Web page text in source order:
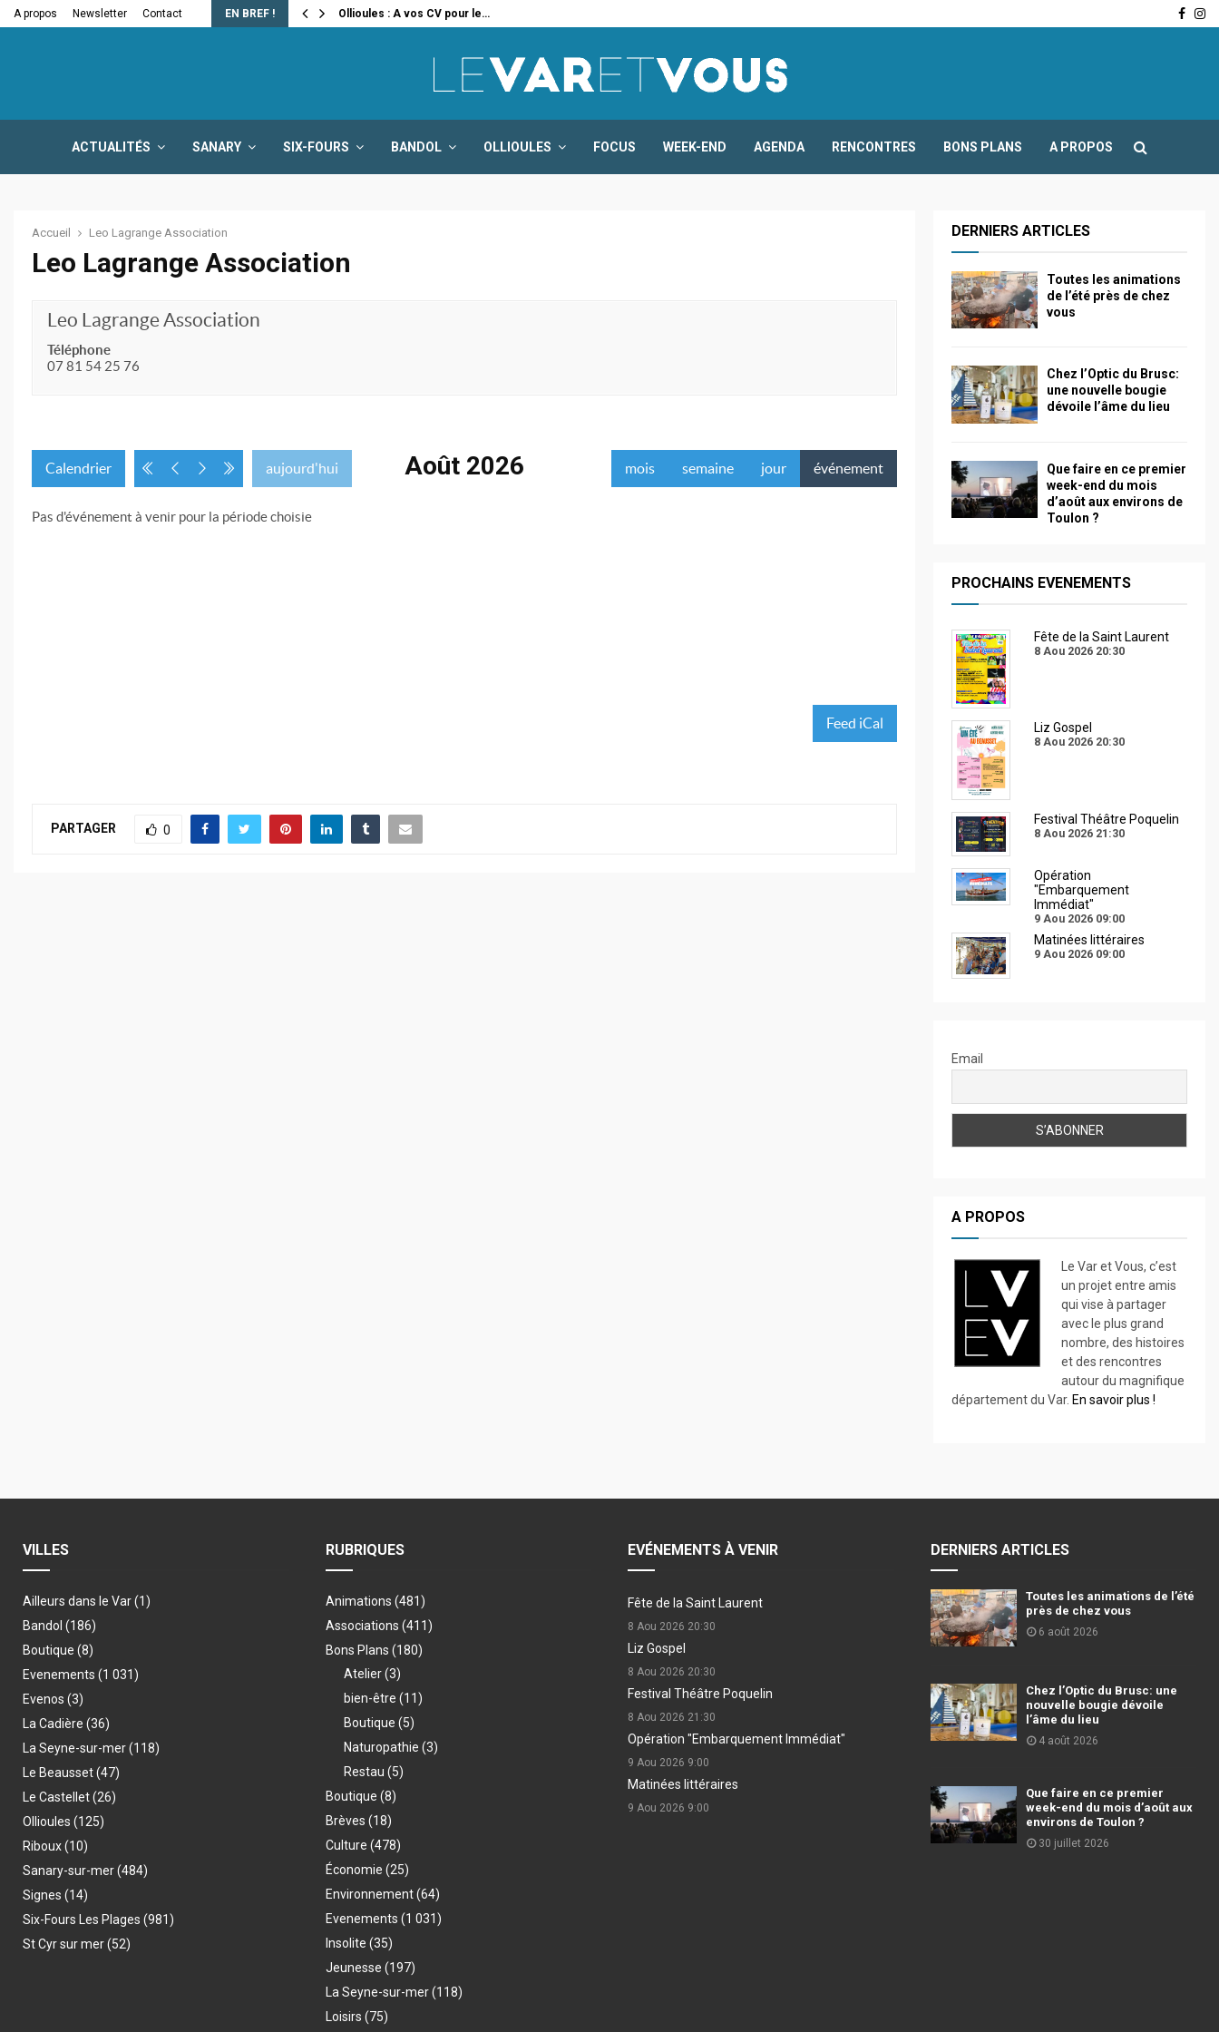
A propos Newsletter Contact EN BREF !
la fermeture… Ollioules : A vos CV pour le…
ACTUALITÉS SANARY SIX-FOURS BANDOL OLLIOULES FOCUS WEEK-END AGENDA RENCONTRES BONS PLANS A PROPOS
Accueil Leo Lagrange Association
Leo Lagrange Association
Leo Lagrange Association
Téléphone
07 81 54 25 76
Août 2026
Calendrier aujourd'hui mois semaine jour événement
Pas d'événement à venir pour la période choisie
Feed iCal
PARTAGER 0
DERNIERS ARTICLES
Toutes les animations
de l’été près de chez
vous
Chez l’Optic du Brusc:
une nouvelle bougie
dévoile l’âme du lieu
Que faire en ce premier
week-end du mois
d’août aux environs de
Toulon ?
PROCHAINS EVENEMENTS
Fête de la Saint Laurent
8 Aou 2026 20:30
Liz Gospel
8 Aou 2026 20:30
Festival Théâtre Poquelin
8 Aou 2026 21:30
Opération
"Embarquement
Immédiat"
9 Aou 2026 09:00
Matinées littéraires
9 Aou 2026 09:00
Email
A PROPOS
Le Var et Vous, c’est
un projet entre amis
qui vise à partager
avec le plus grand
nombre, des histoires
et des rencontres
autour du magnifique
département du Var. En savoir plus !
VILLES
Ailleurs dans le Var(1)
Bandol (186)
Boutique (8)
Evenements (1 031)
Evenos (3)
La Cadière (36)
La Seyne-sur-mer(118)
Le Beausset(47)
Le Castellet(26)
Ollioules (125)
Riboux(10)
Sanary-sur-mer(484)
Signes (14)
Six-Fours Les Plages (981)
St Cyr sur mer(52)
RUBRIQUES
Animations (481)
Associations (411)
Bons Plans (180)
Atelier(3)
bien-être (11)
Boutique (5)
Naturopathie (3)
Restau (5)
Boutique (8)
Brèves (18)
Culture (478)
Économie (25)
Environnement(64)
Evenements (1 031)
Insolite (35)
Jeunesse (197)
La Seyne-sur-mer(118)
Loisirs (75)
EVÉNEMENTS À VENIR
Fête de la Saint Laurent
8 Aou 2026 20:30
Liz Gospel
8 Aou 2026 20:30
Festival Théâtre Poquelin
8 Aou 2026 21:30
Opération "Embarquement Immédiat"
9 Aou 2026 9:00
Matinées littéraires
9 Aou 2026 9:00
DERNIERS ARTICLES
Toutes les animations de l’été
près de chez vous
6 août 2026
Chez l’Optic du Brusc: une
nouvelle bougie dévoile
l’âme du lieu
4 août 2026
Que faire en ce premier
week-end du mois d’août aux
environs de Toulon ?
30 juillet 2026